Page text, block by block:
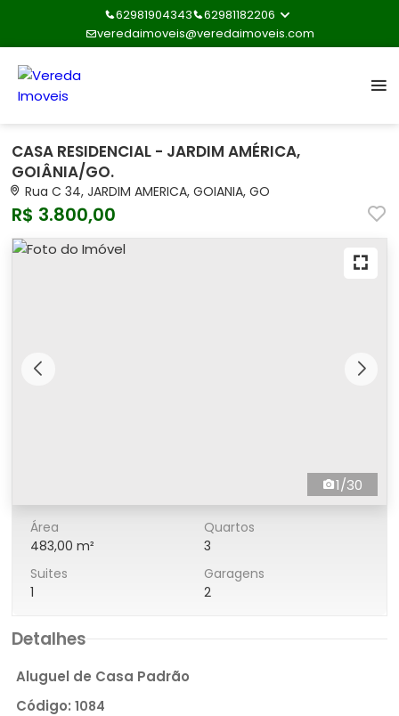
62981904343
62981182206
veredaimoveis@veredaimoveis.com
CASA RESIDENCIAL - JARDIM AMÉRICA,
GOIÂNIA/GO.
Rua C 34, JARDIM AMERICA, GOIANIA, GO
R$ 3.800,00
1/30
Área
483,00 m²
Quartos
3
Suites
1
Garagens
2
Detalhes
Aluguel de Casa Padrão
Código: 1084